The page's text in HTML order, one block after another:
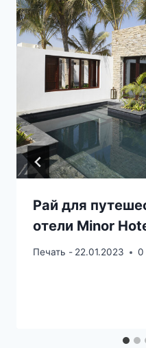
Рай для
отели Minor
Печать - 22.01.2023 0